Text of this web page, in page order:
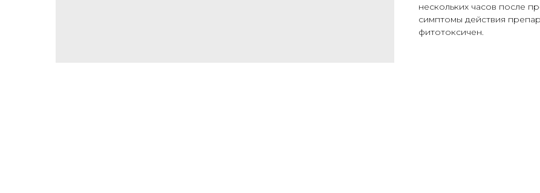
нескольких часов после
симптомы действия
фитотоксичен.